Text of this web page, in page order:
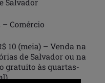
Salvador
– Comércio
10 (meia) – Venda na
de Salvador ou na
gratuito às quartas-